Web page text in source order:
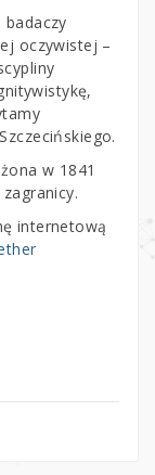
oczywistej –
w 1841
internetową